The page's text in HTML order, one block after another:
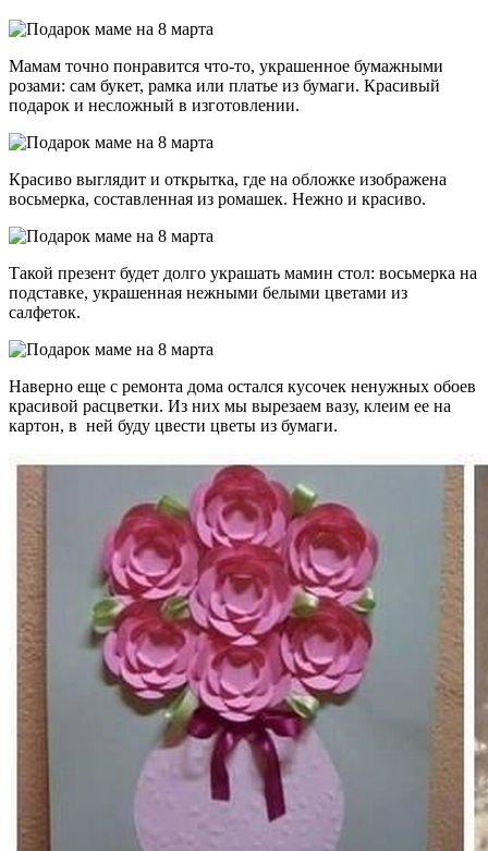
Мамам точно понравится что-то, украшенное бумажными
розами: сам букет, рамка или платье из бумаги. Красивый
подарок и несложный в изготовлении.
Красиво выглядит и открытка, где на обложке изображена
восьмерка, составленная из ромашек. Нежно и красиво.
Такой презент будет долго украшать мамин стол: восьмерка на
подставке, украшенная нежными белыми цветами из
салфеток.
Наверно еще с ремонта дома остался кусочек ненужных обоев
красивой расцветки. Из них мы вырезаем вазу, клеим ее на
картон, в ней буду цвести цветы из бумаги.